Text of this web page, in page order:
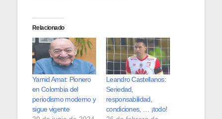
Relacionado
Yamid Amat: Pionero
en Colombia del
periodismo moderno y
sigue vigente
Leandro Castellanos:
Seriedad,
responsabilidad,
condiciones, … ¡todo!